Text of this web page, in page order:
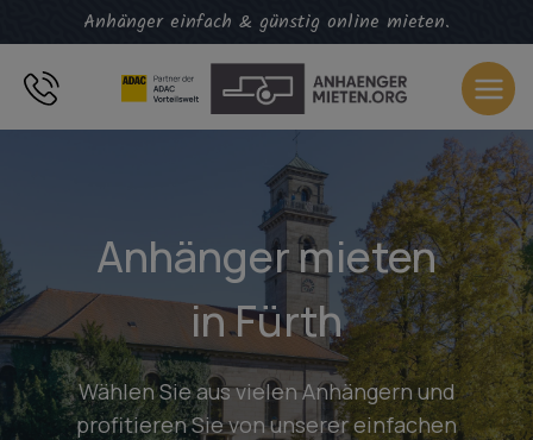
Inhalt
springen
Anhänger einfach & günstig online mieten.
Anhänger mieten
in Fürth
Wählen Sie aus vielen Anhängern und
profitieren Sie von unserer einfachen